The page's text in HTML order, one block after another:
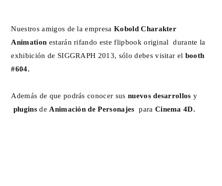
Nuestros amigos de la empresaKobold Charakter
Animation estarán rifando este flipbook original durante la
exhibición de SIGGRAPH 2013, sólo debes visitar el booth
#604.
Además de que podrás conocer sus nuevos desarrollosy
pluginsde Animación de Personajes para Cinema 4D.